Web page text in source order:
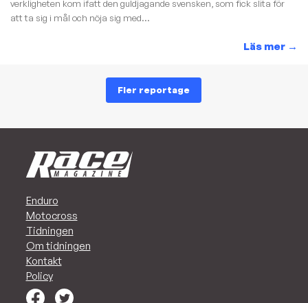
verkligheten kom ifatt den guldjagande svensken, som fick slita för
att ta sig i mål och nöja sig med...
Läs mer →
Fler reportage
Enduro
Motocross
Tidningen
Om tidningen
Kontakt
Policy